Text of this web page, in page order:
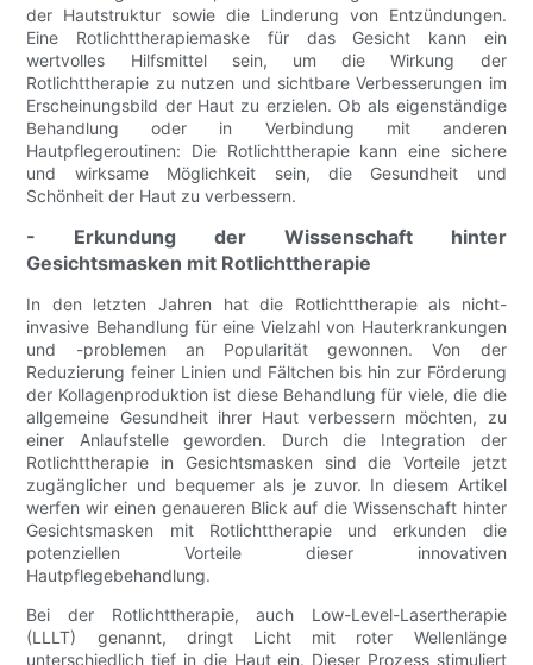
der Hautstruktur sowie die Linderung von Entzündungen.
Eine Rotlichttherapiemaske für das Gesicht kann ein
wertvolles Hilfsmittel sein, um die Wirkung der
Rotlichttherapie zu nutzen und sichtbare Verbesserungen im
Erscheinungsbild der Haut zu erzielen. Ob als eigenständige
Behandlung oder in Verbindung mit anderen
Hautpflegeroutinen: Die Rotlichttherapie kann eine sichere
und wirksame Möglichkeit sein, die Gesundheit und
Schönheit der Haut zu verbessern.
- Erkundung der Wissenschaft hinter
Gesichtsmasken mit Rotlichttherapie
In den letzten Jahren hat die Rotlichttherapie als nicht-
invasive Behandlung für eine Vielzahl von Hauterkrankungen
und -problemen an Popularität gewonnen. Von der
Reduzierung feiner Linien und Fältchen bis hin zur Förderung
der Kollagenproduktion ist diese Behandlung für viele, die die
allgemeine Gesundheit ihrer Haut verbessern möchten, zu
einer Anlaufstelle geworden. Durch die Integration der
Rotlichttherapie in Gesichtsmasken sind die Vorteile jetzt
zugänglicher und bequemer als je zuvor. In diesem Artikel
werfen wir einen genaueren Blick auf die Wissenschaft hinter
Gesichtsmasken mit Rotlichttherapie und erkunden die
potenziellen Vorteile dieser innovativen
Hautpflegebehandlung.
Bei der Rotlichttherapie, auch Low-Level-Lasertherapie
(LLLT) genannt, dringt Licht mit roter Wellenlänge
unterschiedlich tief in die Haut ein. Dieser Prozess stimuliert